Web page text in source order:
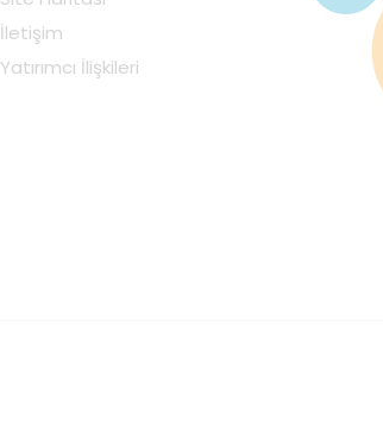
İletişim
Yatırımcı İlişkileri